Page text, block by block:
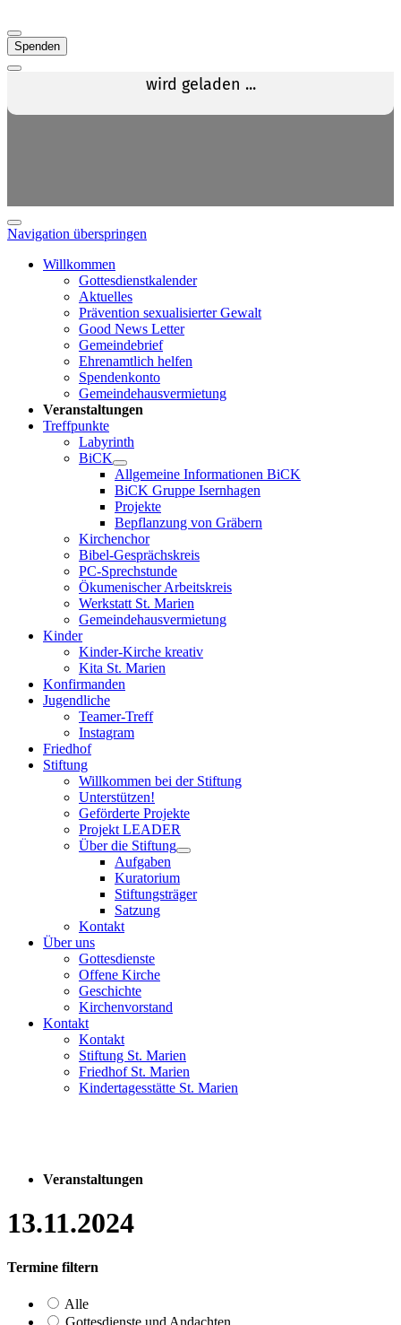
Spenden
Navigation überspringen
Willkommen
Gottesdienstkalender
Aktuelles
Prävention sexualisierter Gewalt
Good News Letter
Gemeindebrief
Ehrenamtlich helfen
Spendenkonto
Gemeindehausvermietung
Veranstaltungen
Treffpunkte
Labyrinth
BiCK
Allgemeine Informationen BiCK
BiCK Gruppe Isernhagen
Projekte
Bepflanzung von Gräbern
Kirchenchor
Bibel-Gesprächskreis
PC-Sprechstunde
Ökumenischer Arbeitskreis
Werkstatt St. Marien
Gemeindehausvermietung
Kinder
Kinder-Kirche kreativ
Kita St. Marien
Konfirmanden
Jugendliche
Teamer-Treff
Instagram
Friedhof
Stiftung
Willkommen bei der Stiftung
Unterstützen!
Geförderte Projekte
Projekt LEADER
Über die Stiftung
Aufgaben
Kuratorium
Stiftungsträger
Satzung
Kontakt
Über uns
Gottesdienste
Offene Kirche
Geschichte
Kirchenvorstand
Kontakt
Kontakt
Stiftung St. Marien
Friedhof St. Marien
Kindertagesstätte St. Marien
Veranstaltungen
13.11.2024
Termine filtern
Alle